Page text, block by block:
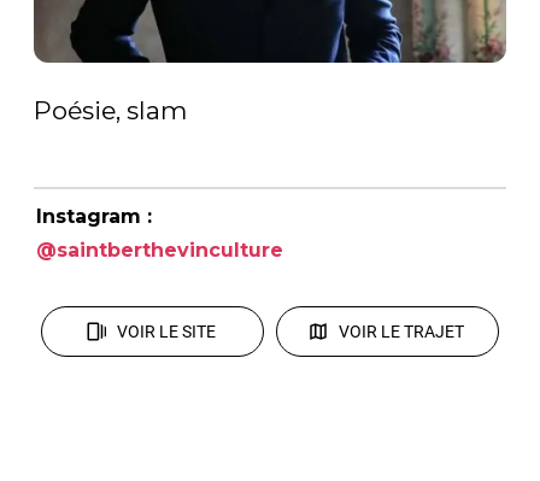
Poésie, slam
Instagram :
@saintberthevinculture
VOIR LE SITE VOIR LE TRAJET